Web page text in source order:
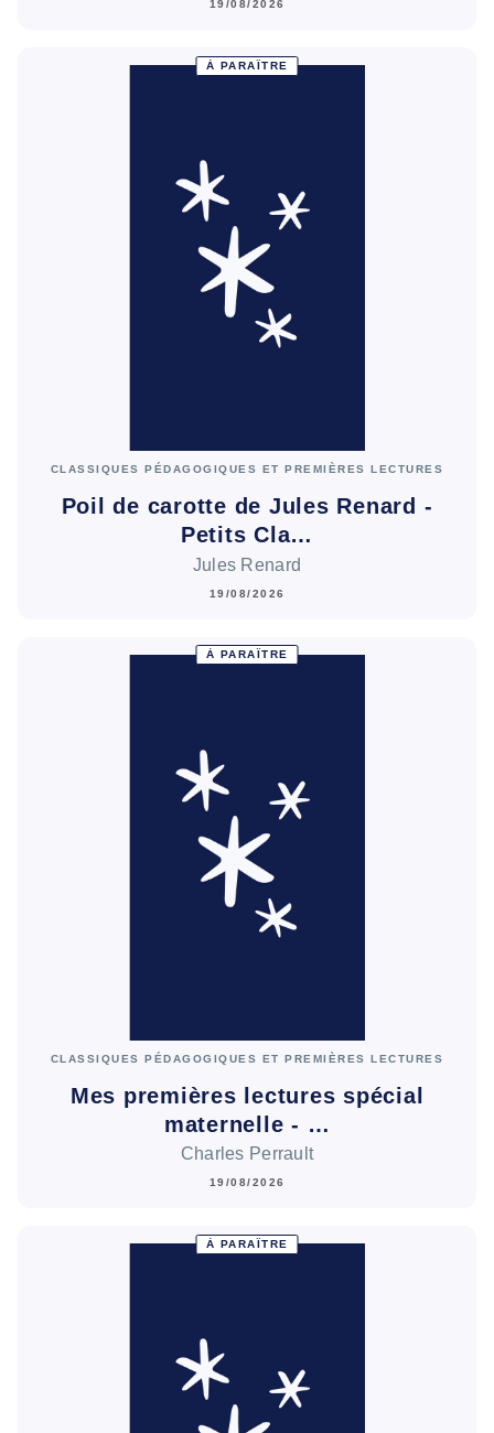
19/08/2026
À PARAÎTRE
CLASSIQUES PÉDAGOGIQUES ET PREMIÈRES LECTURES
Poil de carotte de Jules Renard -
Petits Cla…
Jules Renard
19/08/2026
À PARAÎTRE
CLASSIQUES PÉDAGOGIQUES ET PREMIÈRES LECTURES
Mes premières lectures spécial
maternelle - …
Charles Perrault
19/08/2026
À PARAÎTRE